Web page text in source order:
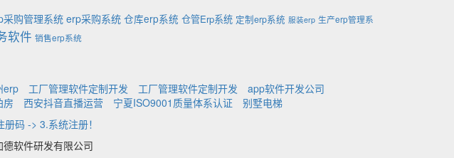
采购管理系统erp采购系统 仓库erp系统 仓管Erp系统 定制erp系统 服装erp 生产erp管理系
软件 销售erp系统
erp 工厂管理软件定制开发 工厂管理软件定制开发
app软件开发公司
房 西安抖音直播运营 宁夏ISO9001质量体系认证
别墅电梯
册码 -> 3.系统注册！
软件研发有限公司